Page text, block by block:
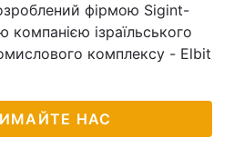
фірмою Sigint-
ізраїльського
комплексу - Elbit
НАС